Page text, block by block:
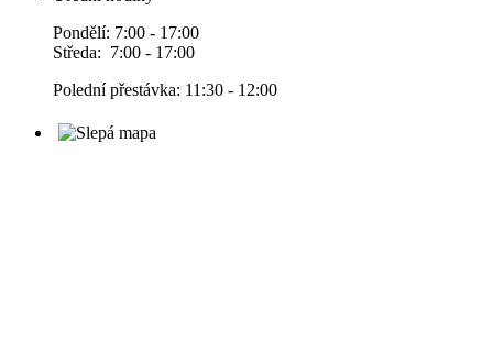
Pondělí: 7:00 - 17:00
Středa: 7:00 - 17:00
Polední přestávka: 11:30 - 12:00